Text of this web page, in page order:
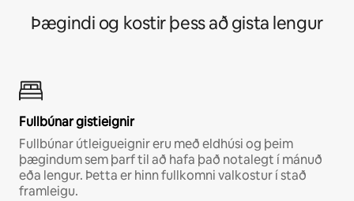
Þægindi og kostir þess að gista lengur
Fullbúnar gistieignir
Fullbúnar útleigueignir eru með eldhúsi og þeim
þægindum sem þarf til að hafa það notalegt í mánuð
eða lengur. Þetta er hinn fullkomni valkostur í stað
framleigu.